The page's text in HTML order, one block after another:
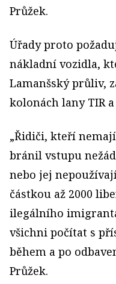
Průžek.
Úřady proto
nákladní vozidla,
Lamanšský průliv,
kolonách lany TIR a
„Řidiči, kteří
bránil vstupu
nebo jej
částkou až 2000
ilegálního
všichni počítat s
během a po
Průžek.